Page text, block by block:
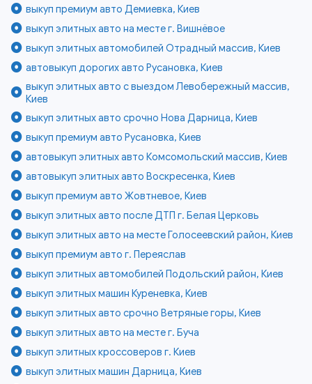
выкуп премиум авто Демиевка, Киев
выкуп элитных авто на месте г. Вишнёвое
выкуп элитных автомобилей Отрадный массив, Киев
автовыкуп дорогих авто Русановка, Киев
выкуп элитных авто с выездом Левобережный массив,
Киев
выкуп элитных авто срочно Нова Дарница, Киев
выкуп премиум авто Русановка, Киев
автовыкуп элитных авто Комсомольский массив, Киев
автовыкуп элитных авто Воскресенка, Киев
выкуп премиум авто Жовтневое, Киев
выкуп элитных авто после ДТП г. Белая Церковь
выкуп элитных авто на месте Голосеевский район, Киев
выкуп премиум авто г. Переяслав
выкуп элитных автомобилей Подольский район, Киев
выкуп элитных машин Куреневка, Киев
выкуп элитных авто срочно Ветряные горы, Киев
выкуп элитных авто на месте г. Буча
выкуп элитных кроссоверов г. Киев
выкуп элитных машин Дарница, Киев